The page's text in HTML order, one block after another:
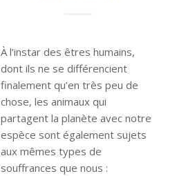
À l’instar des êtres humains,
dont ils ne se différencient
finalement qu’en très peu de
chose, les animaux qui
partagent la planète avec notre
espèce sont également sujets
aux mêmes types de
souffrances que nous :